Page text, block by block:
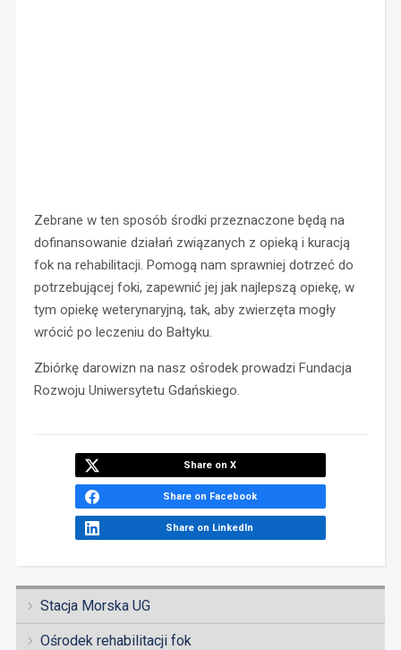
Stacja Morska UG
Ośrodek rehabilitacji fok
Zebrane w ten sposób środki przeznaczone będą na
dofinansowanie działań związanych z opieką i kuracją
fok na rehabilitacji. Pomogą nam sprawniej dotrzeć do
potrzebującej foki, zapewnić jej jak najlepszą opiekę, w
tym opiekę weterynaryjną, tak, aby zwierzęta mogły
wrócić po leczeniu do Bałtyku.
Zbiórkę darowizn na nasz ośrodek prowadzi Fundacja
Rozwoju Uniwersytetu Gdańskiego.
Share on X
Share on Facebook
Share on LinkedIn